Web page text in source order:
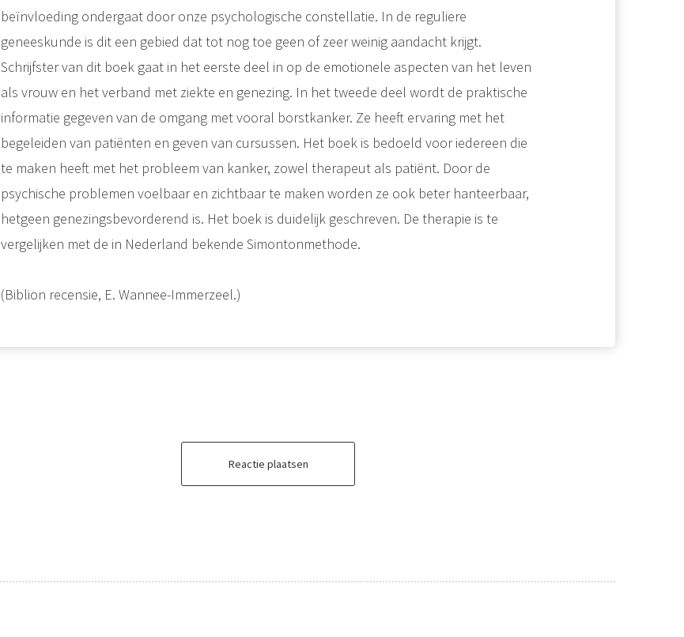
beïnvloeding ondergaat door onze psychologische constellatie. In de reguliere
geneeskunde is dit een gebied dat tot nog toe geen of zeer weinig aandacht krijgt.
Schrijfster van dit boek gaat in het eerste deel in op de emotionele aspecten van het leven
als vrouw en het verband met ziekte en genezing. In het tweede deel wordt de praktische
informatie gegeven van de omgang met vooral borstkanker. Ze heeft ervaring met het
begeleiden van patiënten en geven van cursussen. Het boek is bedoeld voor iedereen die
te maken heeft met het probleem van kanker, zowel therapeut als patiënt. Door de
psychische problemen voelbaar en zichtbaar te maken worden ze ook beter hanteerbaar,
hetgeen genezingsbevorderend is. Het boek is duidelijk geschreven. De therapie is te
vergelijken met de in Nederland bekende Simontonmethode.
(Biblion recensie, E. Wannee-Immerzeel.)
Reactie plaatsen